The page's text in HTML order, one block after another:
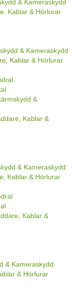
& Kameraskydd
Kablar & Hörlurar
& Kameraskydd
Kablar & Hörlurar
&
Kablar &
& Kameraskydd
Kablar & Hörlurar
Kablar &
& Kameraskydd
& Hörlurar